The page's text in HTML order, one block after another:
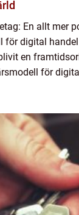
En allt mer
för digital handel
en
för